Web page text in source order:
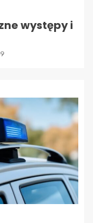
występy i